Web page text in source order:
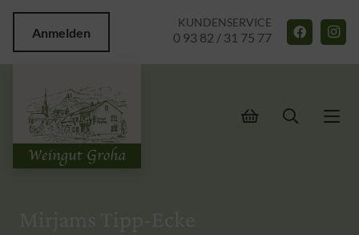
Anmelden
KUNDENSERVICE
0 93 82 / 31 75 77